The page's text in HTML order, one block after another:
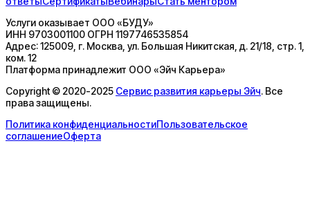
Услуги оказывает ООО «БУДУ»
ИНН 9703001100 ОГРН 1197746535854
Адрес:125009, г. Москва, ул. Большая Никитская, д. 21/18, стр. 1,
ком. 12
Платформа принадлежит ООО «Эйч Карьера»
Copyright © 2020-2025 Сервис развития карьеры Эйч. Все
права защищены.
Политика конфиденциальностиПользовательское
соглашениеОферта